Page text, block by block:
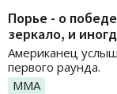
Порье - о
зеркало, и
Американец
первого раунда.
ММА